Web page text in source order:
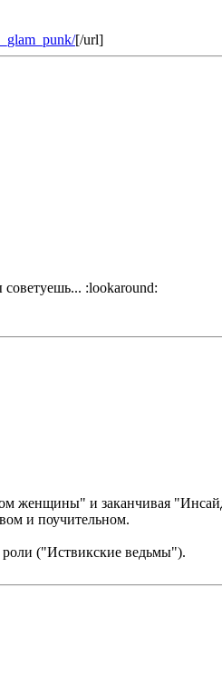
[/url]
:lookaround:
и заканчивая
и поучительном.
роли ("Иствикские ведьмы").